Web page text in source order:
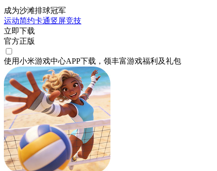
成为沙滩排球冠军
运动简约卡通竖屏竞技
立即下载
官方正版
使用小米游戏中心APP下载 ，领丰富游戏福利 及礼包